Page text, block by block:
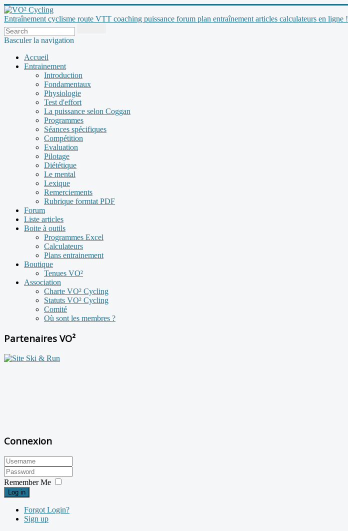
Entraînement cyclisme route VTT coaching puissance forum plan entraînement articles calculateurs en ligne !
Basculer la navigation
Accueil
Entrainement
Introduction
Fondamentaux
Physiologie
Test d'effort
La puissance selon Coggan
Programmes
Séances spécifiques
Compétition
Evaluation
Pilotage
Diététique
Le mental
Lexique
Remerciements
Rubrique formtat PDF
Forum
Liste articles
Boite à outils
Programmes Excel
Calculateurs
Plans entrainement
Boutique
Tenues VO²
Association
Charte VO² Cycling
Statuts VO² Cycling
Comité
Où sont les membres ?
Partenaires VO²
Connexion
Remember Me
Log in
Forgot Login?
Sign up